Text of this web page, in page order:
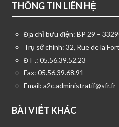
THÔNG TIN LIÊN HỆ
Địa chỉ bưu điện: BP 29 –
Trụ sở chính: 32, Rue de la
ĐT .: 05.56.39.52.23
Fax: 05.56.39.68.91
Email: a2c.administratif@sfr.fr
BÀI VIẾT KHÁC